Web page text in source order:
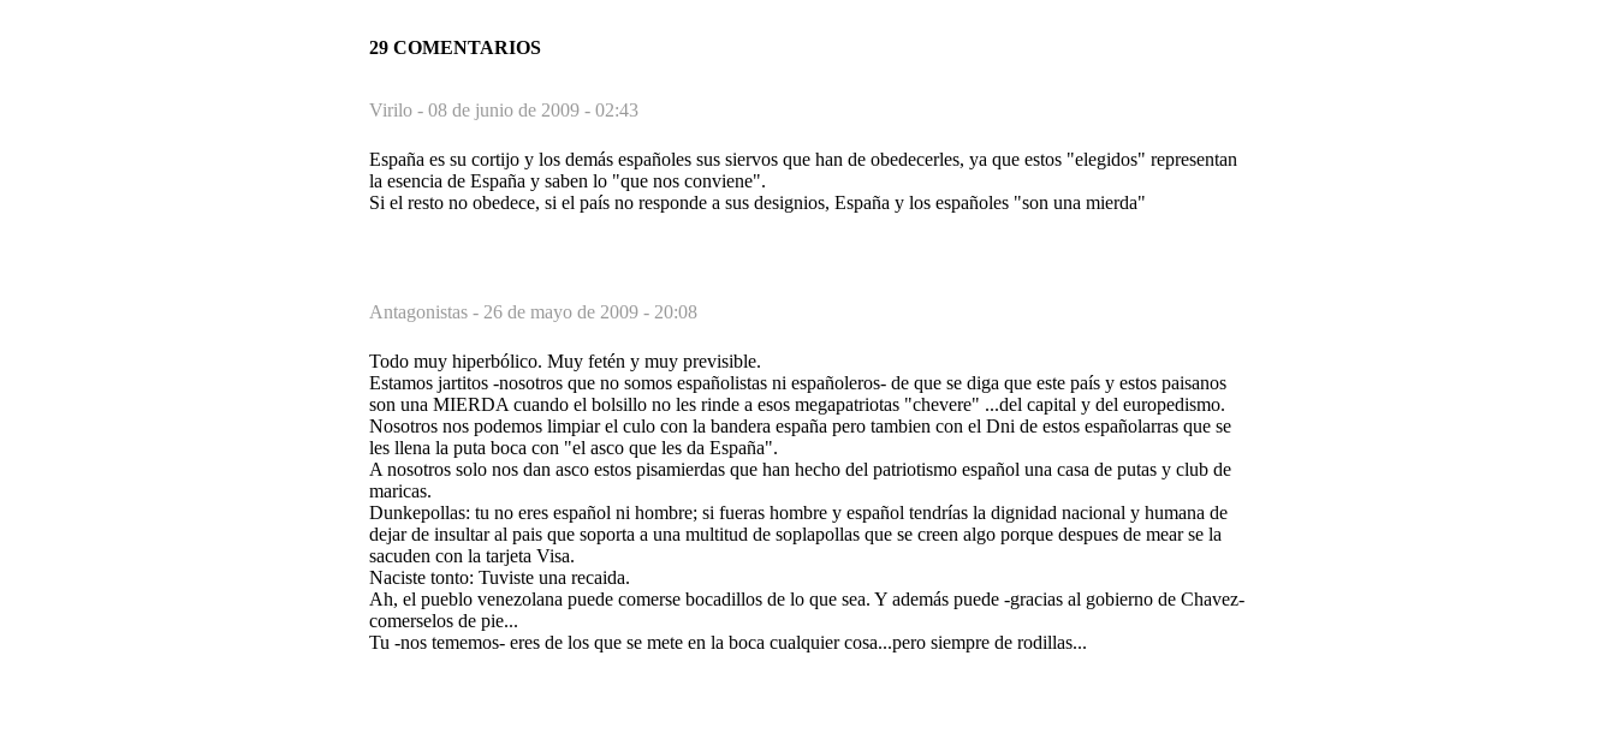
29 COMENTARIOS
Virilo - 08 de junio de 2009 - 02:43
España es su cortijo y los demás españoles sus siervos que han de obedecerles, ya que estos "elegidos" representan
la esencia de España y saben lo "que nos conviene".
Si el resto no obedece, si el país no responde a sus designios, España y los españoles "son una mierda"
Antagonistas - 26 de mayo de 2009 - 20:08
Todo muy hiperbólico. Muy fetén y muy previsible.
Estamos jartitos -nosotros que no somos españolistas ni españoleros- de que se diga que este país y estos paisanos
son una MIERDA cuando el bolsillo no les rinde a esos megapatriotas "chevere" ...del capital y del europedismo.
Nosotros nos podemos limpiar el culo con la bandera españa pero tambien con el Dni de estos españolarras que se
les llena la puta boca con "el asco que les da España".
A nosotros solo nos dan asco estos pisamierdas que han hecho del patriotismo español una casa de putas y club de
maricas.
Dunkepollas: tu no eres español ni hombre; si fueras hombre y español tendrías la dignidad nacional y humana de
dejar de insultar al pais que soporta a una multitud de soplapollas que se creen algo porque despues de mear se la
sacuden con la tarjeta Visa.
Naciste tonto: Tuviste una recaida.
Ah, el pueblo venezolana puede comerse bocadillos de lo que sea. Y además puede -gracias al gobierno de Chavez-
comerselos de pie...
Tu -nos tememos- eres de los que se mete en la boca cualquier cosa...pero siempre de rodillas...